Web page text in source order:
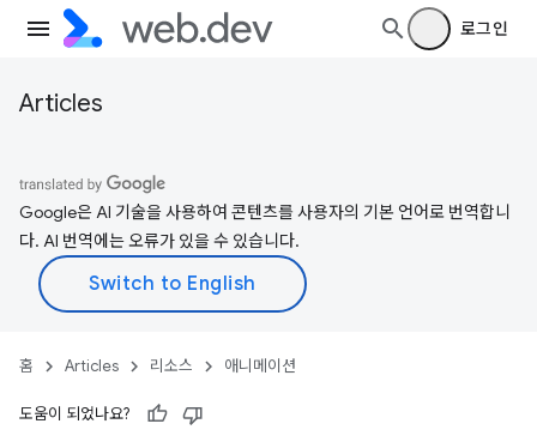
로그인
Articles
Google은 AI 기술을 사용하여 콘텐츠를 사용자의 기본 언어로 번역합니
다. AI 번역에는 오류가 있을 수 있습니다.
홈 Articles 리소스 애니메이션
도움이 되었나요?